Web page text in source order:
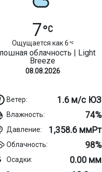
7
Ощущается как 6
облачность | Light
Breeze
08.08.2026
Ветер: 1.6 м/с ЮЗ
Влажность: 74%
Давление: 1,358.6 ммРт
Облачность: 98%
Осадки: 0.00 мм